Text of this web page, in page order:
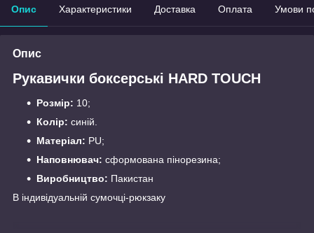
Опис Характеристики Доставка Оплата Умови
Опис
Рукавички боксерські HARD TOUCH
Розмір: 10;
Колір: синій.
Матеріал: PU;
Наповнювач: сформована пінорезина;
Виробництво: Пакистан
В індивідуальній сумочці-рюкзаку